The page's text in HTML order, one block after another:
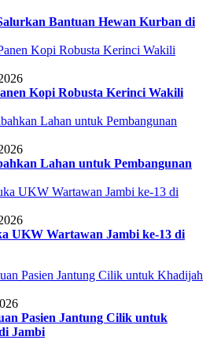
Bantuan Hewan Kurban di
Kopi Robusta Kerinci Wakili
Lahan untuk Pembangunan
UKW Wartawan Jambi ke-13 di
Pasien Jantung Cilik untuk
Jambi